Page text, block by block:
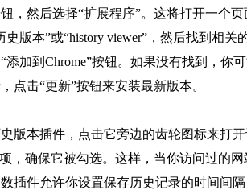
然后选择“扩展程序”。这将打开一个页
版本”或“history viewer”，然后找到相关
加到Chrome”按钮。如果没有找到，你
点击“更新”按钮来安装最新版本。
版本插件，点击它旁边的齿轮图标来打开
，确保它被勾选。这样，当你访问过的
插件允许你设置保存历史记录的时间间隔